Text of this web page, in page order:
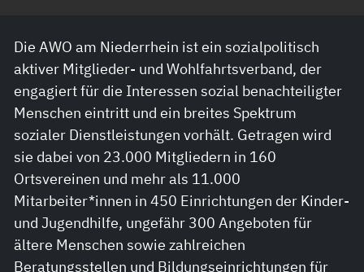
Die AWO am Niederrhein ist ein sozialpolitisch
aktiver Mitglieder- und Wohlfahrtsverband, der
engagiert für die Interessen sozial benachteiligter
Menschen eintritt und ein breites Spektrum
sozialer Dienstleistungen vorhält. Getragen wird
sie dabei von 23.000 Mitgliedern in 160
Ortsvereinen und mehr als 11.000
Mitarbeiter*innen in 450 Einrichtungen der Kinder-
und Jugendhilfe, ungefähr 300 Angeboten für
ältere Menschen sowie zahlreichen
Beratungsstellen und Bildungseinrichtungen für